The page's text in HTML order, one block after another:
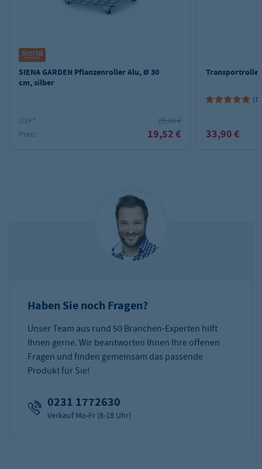
SIENA GARDEN Pflanzenroller Alu, Ø 30
cm, silber
UVP²:
29,99 €
Preis:
19,52 €
(1)
33,90 €
Haben Sie noch Fragen?
Unser Team aus rund 50 Branchen-Experten hilft
Ihnen gerne. Wir beantworten Ihnen Ihre offenen
Fragen und finden gemeinsam das passende
Produkt für Sie!
0231 1772630
Verkauf Mo-Fr (8-18 Uhr)